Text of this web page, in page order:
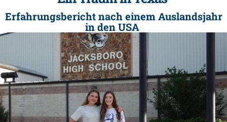
Erfahrungsbericht nach einem Auslandsjahr
in den USA